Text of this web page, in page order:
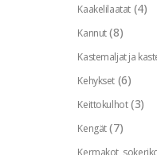
Kaakelilaatat (4)
Kannut (8)
Kastemaljat ja
Kehykset (6)
Keittokulhot (3)
Kengät (7)